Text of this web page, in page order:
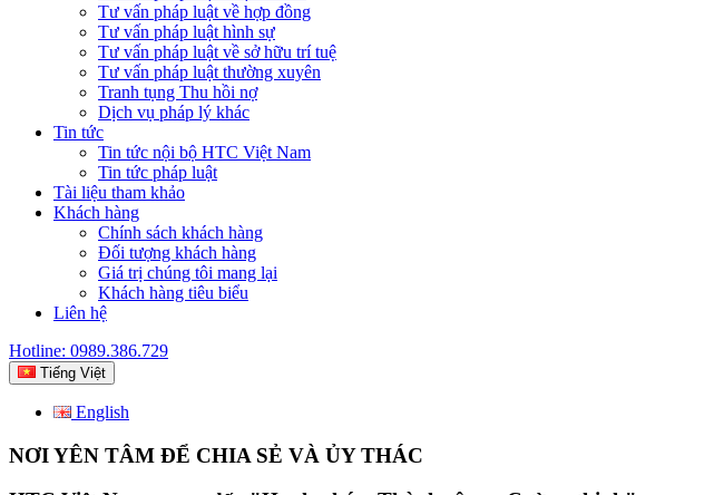
Tư vấn pháp luật về hợp đồng
Tư vấn pháp luật hình sự
Tư vấn pháp luật về sở hữu trí tuệ
Tư vấn pháp luật thường xuyên
Tranh tụng Thu hồi nợ
Dịch vụ pháp lý khác
Tin tức
Tin tức nội bộ HTC Việt Nam
Tin tức pháp luật
Tài liệu tham khảo
Khách hàng
Chính sách khách hàng
Đối tượng khách hàng
Giá trị chúng tôi mang lại
Khách hàng tiêu biểu
Liên hệ
Hotline: 0989.386.729
Tiếng Việt
English
NƠI YÊN TÂM ĐỂ CHIA SẺ VÀ ỦY THÁC